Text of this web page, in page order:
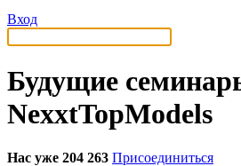
Вход
Будущие
NexxtTopModels
Нас уже 204 263 Присоединиться